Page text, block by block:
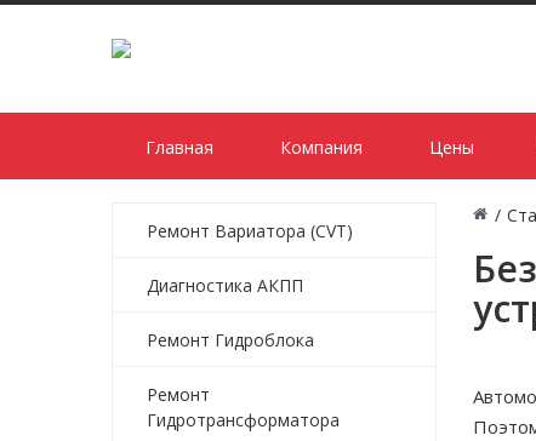
Главная Компания Цены
/
Ремонт Вариатора (CVT)
Диагностика АКПП
Ремонт Гидроблока
Ремонт
Гидротрансформатора